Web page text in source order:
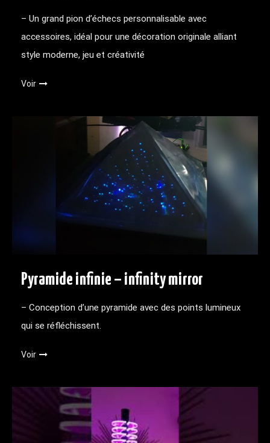
– Un grand pion d’échecs personnalisable avec
accessoires, idéal pour une décoration originale alliant
style moderne, jeu et créativité
Voir
Pyramide infinie – infinity mirror
– Conception d’une pyramide avec des points lumineux
qui se réfléchissent.
Voir